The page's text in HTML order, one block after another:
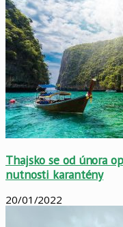
Thajsko se od února
nutnosti karantény
20/01/2022